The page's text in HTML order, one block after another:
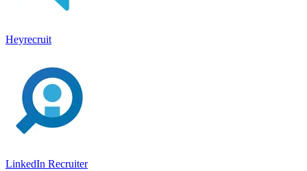
Heyrecruit
LinkedIn Recruiter